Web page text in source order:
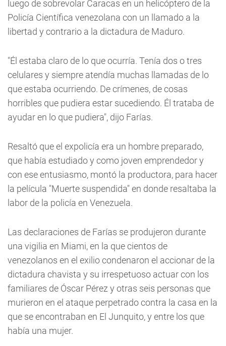
luego de sobrevolar Caracas en un helicóptero de la
Policía Científica venezolana con un llamado a la
libertad y contrario a la dictadura de Maduro.
"Él estaba claro de lo que ocurría. Tenía dos o tres
celulares y siempre atendía muchas llamadas de lo
que estaba ocurriendo. De crímenes, de cosas
horribles que pudiera estar sucediendo. Él trataba de
ayudar en lo que pudiera", dijo Farías.
Resaltó que el expolicía era un hombre preparado,
que había estudiado y como joven emprendedor y
con ese entusiasmo, montó la productora, para hacer
la película "Muerte suspendida" en donde resaltaba la
labor de la policía en Venezuela.
Las declaraciones de Farías se produjeron durante
una vigilia en Miami, en la que cientos de
venezolanos en el exilio condenaron el accionar de la
dictadura chavista y su irrespetuoso actuar con los
familiares de Óscar Pérez y otras seis personas que
murieron en el ataque perpetrado contra la casa en la
que se encontraban en El Junquito, y entre los que
había una mujer.